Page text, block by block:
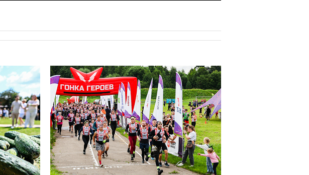
14:09Глава Тувы включил
13:57Wildberries запустит
программу по открытию
партнерских хабов
13:53Сенаторы Аргентины
одобрили скандальный
законопроект о частной
собственности
13:36ABC News: запасы
вооружений США достигли
крайне низкого уровня